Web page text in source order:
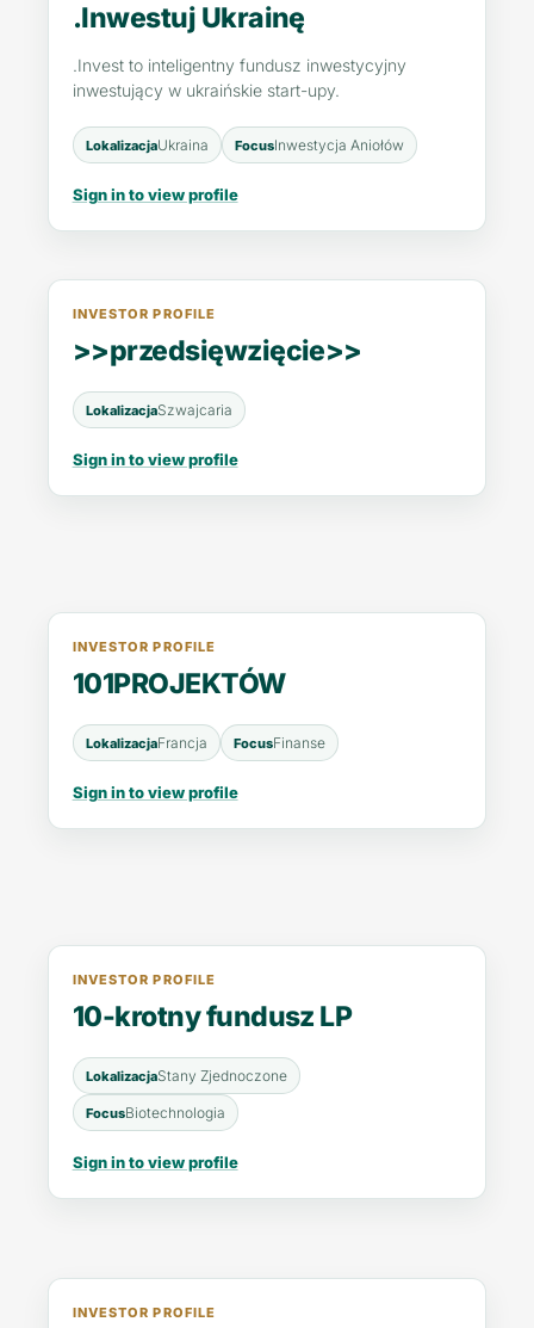
.Inwestuj Ukrainę
.Invest to inteligentny fundusz inwestycyjny
inwestujący w ukraińskie start-upy.
LokalizacjaUkraina FocusInwestycja Aniołów
Sign in to view profile
INVESTOR PROFILE
>>przedsięwzięcie>>
LokalizacjaSzwajcaria
Sign in to view profile
INVESTOR PROFILE
101PROJEKTÓW
LokalizacjaFrancja FocusFinanse
Sign in to view profile
INVESTOR PROFILE
10-krotny fundusz LP
LokalizacjaStany Zjednoczone
FocusBiotechnologia
Sign in to view profile
INVESTOR PROFILE